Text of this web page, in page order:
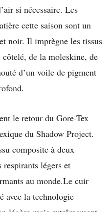
si nécessaire. Les
cette saison sont un
noir. Il imprègne les tissus
de la moleskine, de
d’un voile de pigment
le retour du Gore-Tex
du Shadow Project.
composite à deux
respirants légers et
au monde.Le cuir
avec la technologie